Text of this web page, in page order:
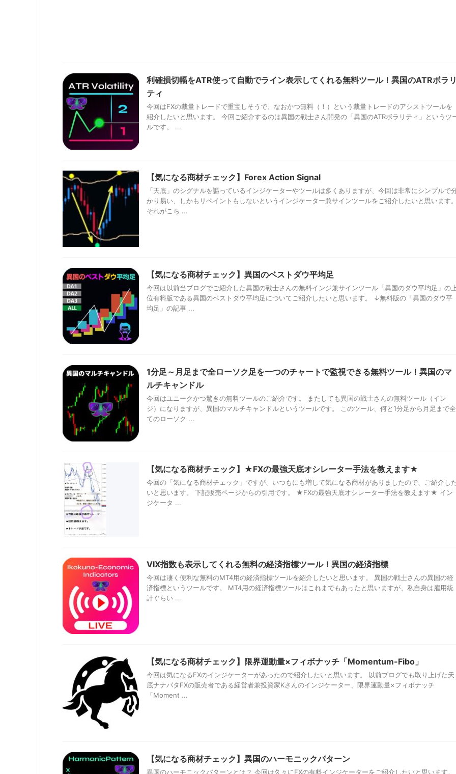
利確損切幅をATR使って自動でライン表示してくれる無料ツール！異国のATRボラ
ティ
今回はFXの裁量トレードで重宝しそうで、なおかつ無料（！）という裁量トレードのアシストツールを
紹介したいと思います。 今回ご紹介するのは異国の戦士さん開発の「異国のATRボラリティ」というツ
ルです。 ...
【気になる商材チェック】Forex Action Signal
「天底」のシグナルを謳っているインジケーターやツールは多くありますが、今回は非常にシンプルで
かり易い、しかもリペイントもしないというインジケーター兼サインツールをご紹介したいと思います
それがこち ...
【気になる商材チェック】異国のベストダウ平均足
今回は以前当ブログでご紹介した異国の戦士さんの無料インジ兼サインツール「異国のダウ平均足」の
位有料版である異国のベストダウ平均足についてご紹介したいと思います。 ↓無料版の「異国のダウ平
均足」の記事 ...
1分足～月足まで全ローソク足を一つのチャートで監視できる無料ツール！異国のマ
ルチキャンドル
今回はユニークかつ驚きの無料ツールのご紹介です。 またしても異国の戦士さんの無料ツール（イン
ジ）になりますが、異国のマルチキャンドルというツールです。 このツール、何と1分足から月足まで全
てのローソク ...
【気になる商材チェック】★FXの最強天底オシレーター手法を教えます★
今回の「気になる商材チェック」ですが、いつもにも増して気になる商材がありましたので、ご紹介し
いと思います。 下記販売ページからの引用です。 ★FXの最強天底オシレーター手法を教えます★ イン
ジケータ ...
VIX指数も表示してくれる無料の経済指標ツール！異国の経済指標
今回は凄く便利な無料のMT4用の経済指標ツールを紹介したいと思います。 異国の戦士さんの異国の経
済指標というツールです。 MT4用の経済指標ツールはこれまでもあったと思いますが、私自身は雇用統
計ぐらい ...
【気になる商材チェック】限界運動量×フィボナッチ「Momentum-Fibo」
今回は気になるFXのインジケーターがあったので紹介したいと思います。 以前ブログでも取り上げた天
底ナナパタFXの販売者である経営者兼投資家Kさんのインジケーター、限界運動量×フィボナッチ
「Moment ...
【気になる商材チェック】異国のハーモニックパターン
異国のハーモニックパターンとは？ 今回は久々にFXの有料インジケーターをご紹介したいと思います。